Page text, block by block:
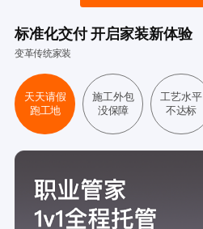
标准化交付 开启家装新体验
变革传统家装
天天请假
跑工地
施工外包
没保障
工艺水平
不达标